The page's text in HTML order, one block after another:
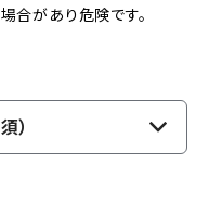
合があり危険です。
）